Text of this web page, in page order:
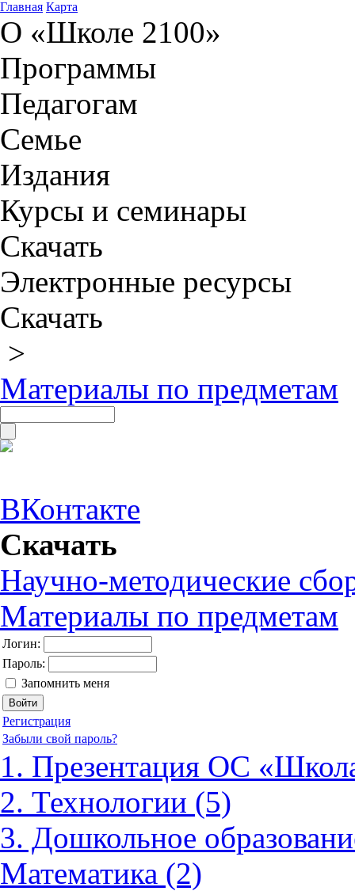
Главная Карта
О «Школе 2100»
Программы
Педагогам
Семье
Издания
Курсы и семинары
Скачать
Электронные ресурсы
Скачать
>
Материалы по предметам
ВКонтакте
Скачать
Научно-методические
Материалы по предметам
Логин:
Пароль:
Запомнить меня
Регистрация
Забыли свой пароль?
1. Презентация ОС
2. Технологии (5)
3. Дошкольное
Математика (2)